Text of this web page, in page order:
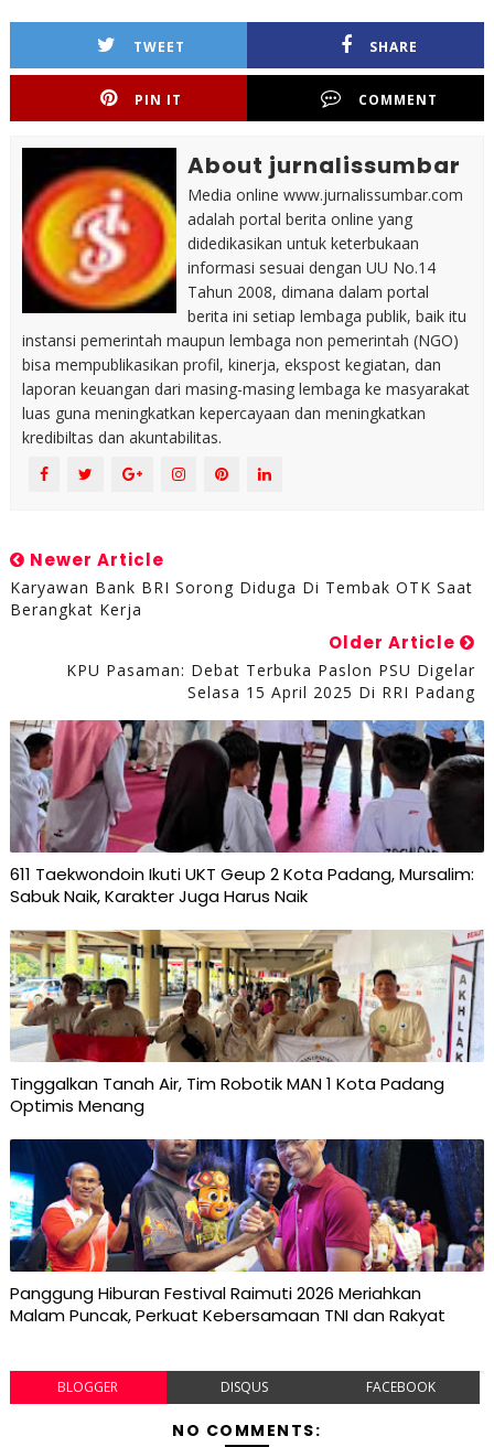
TWEET SHARE
PIN IT COMMENT
About jurnalissumbar
Media online www.jurnalissumbar.com
adalah portal berita online yang
didedikasikan untuk keterbukaan
informasi sesuai dengan UU No.14
Tahun 2008, dimana dalam portal
berita ini setiap lembaga publik, baik itu
instansi pemerintah maupun lembaga non pemerintah (NGO)
bisa mempublikasikan profil, kinerja, ekspost kegiatan, dan
laporan keuangan dari masing-masing lembaga ke masyarakat
luas guna meningkatkan kepercayaan dan meningkatkan
kredibiltas dan akuntabilitas.
Newer Article
Karyawan Bank BRI Sorong Diduga Di Tembak OTK Saat
Berangkat Kerja
Older Article
KPU Pasaman: Debat Terbuka Paslon PSU Digelar
Selasa 15 April 2025 Di RRI Padang
611 Taekwondoin Ikuti UKT Geup 2 Kota Padang, Mursalim:
Sabuk Naik, Karakter Juga Harus Naik
Tinggalkan Tanah Air, Tim Robotik MAN 1 Kota Padang
Optimis Menang
Panggung Hiburan Festival Raimuti 2026 Meriahkan
Malam Puncak, Perkuat Kebersamaan TNI dan Rakyat
BLOGGER DISQUS FACEBOOK
NO COMMENTS: